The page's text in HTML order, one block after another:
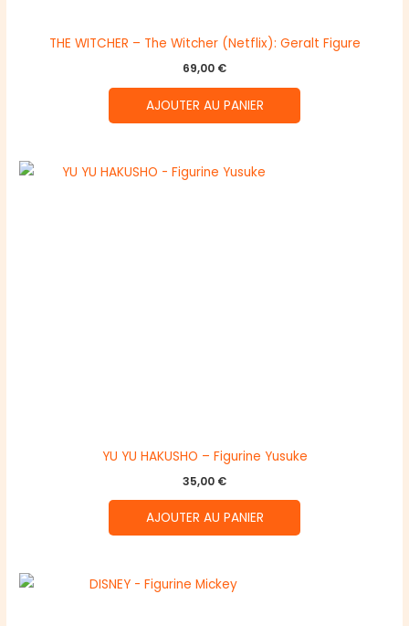
THE WITCHER – The Witcher (Netflix): Geralt Figure
69,00 €
AJOUTER AU PANIER
YU YU HAKUSHO – Figurine Yusuke
35,00 €
AJOUTER AU PANIER